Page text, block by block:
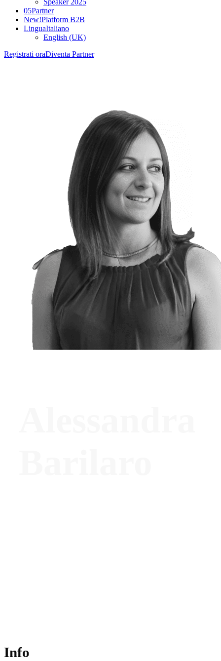
Speaker 2025
05Partner
New!Platform B2B
LinguaItaliano
English (UK)
Registrati oraDiventa Partner
Info